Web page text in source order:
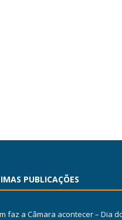
PUBLICAÇÕES
faz a Câmara acontecer – Dia